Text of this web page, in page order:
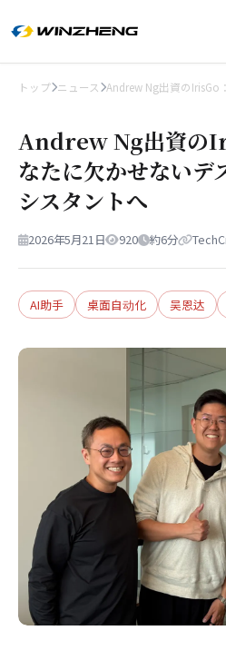
トップ ニュース Andrew Ng出資の
Andrew Ng出資の
なたに欠かせないデ
シスタントへ
2026年5月21日 920 約6分
AI助手 桌面自动化 吴恩达